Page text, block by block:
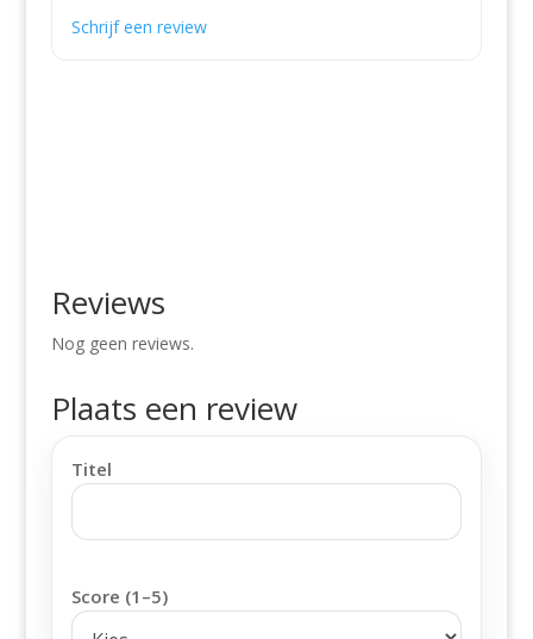
Schrijf een review
Reviews
Nog geen reviews.
Plaats een review
Titel
Score (1–5)